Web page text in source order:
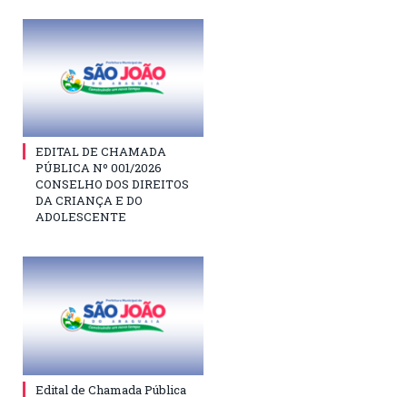
EDITAL DE CHAMADA
PÚBLICA Nº 001/2026
CONSELHO DOS DIREITOS
DA CRIANÇA E DO
ADOLESCENTE
Edital de Chamada Pública